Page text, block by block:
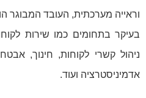
וראייה מערכתית, העובד המבוגר
בעיקר בתחומים כמו שירות
ניהול קשרי לקוחות, חינוך,
אדמיניסטרציה ועוד.